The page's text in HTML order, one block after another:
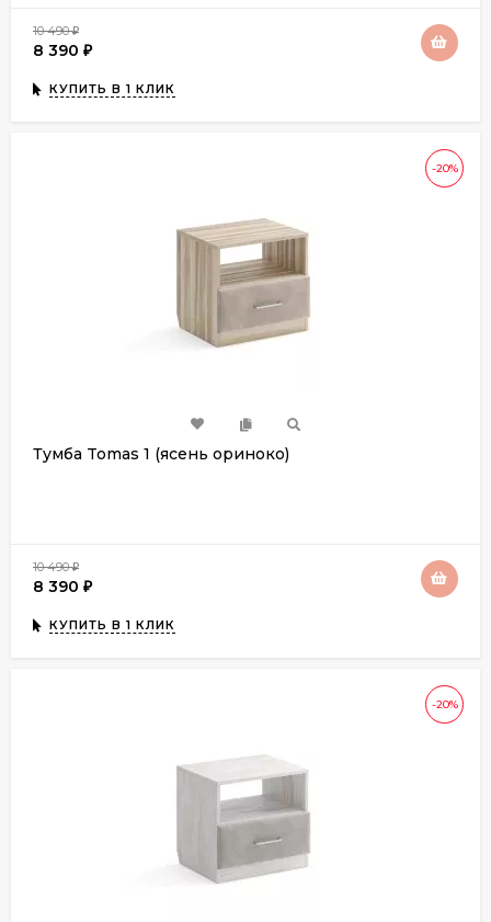
10 490₽
8 390 ₽
КУПИТЬ В 1 КЛИК
-20%
Тумба Tomas 1 (ясень ориноко)
10 490₽
8 390 ₽
КУПИТЬ В 1 КЛИК
-20%